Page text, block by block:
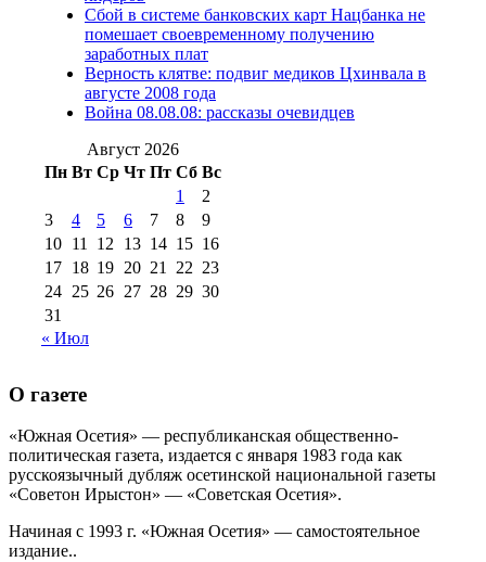
августа 2016 г(10)№98 5 июля 2014 г(10)
№98 8 августа 2013 г
августа 2012 г(14)
2017 г(9)
№99 4 августа
2016 г(12) №99 8 июля 2014 г
августа 2012 г(11)
августа 2013 г
(12)
Сбой в системе банковских карт Нацбанка не
помешает своевременному получению
заработных плат
Верность клятве: подвиг медиков Цхинвала в
августе 2008 года
Война 08.08.08: рассказы очевидцев
Август 2026
Пн Вт Ср Чт Пт Сб Вс
1
2
3
4 5 6 7 8
9
10 11 12 13 14 15 16
17 18 19 20 21 22 23
24 25 26 27 28 29 30
31
« Июл
О газете
«Южная Осетия» — республиканская общественно-
политическая газета, издается с января 1983 года как
русскоязычный дубляж осетинской национальной газеты
«Советон Ирыстон» — «Советская Осетия».
Начиная с 1993 г. «Южная Осетия» — самостоятельное
издание..